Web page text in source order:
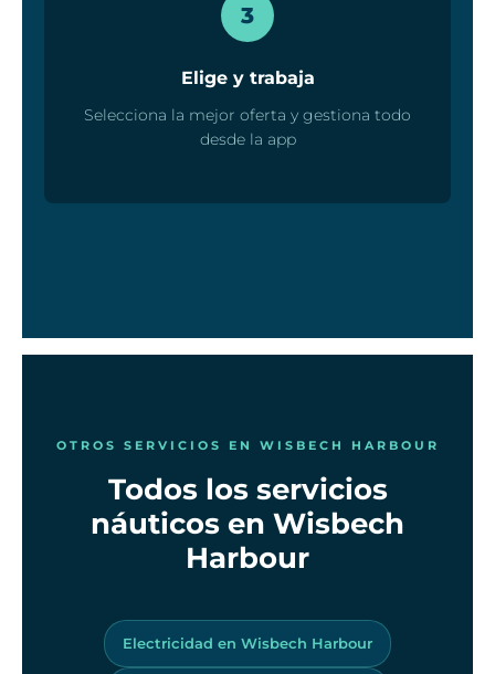
3
Elige y trabaja
Selecciona la mejor oferta y gestiona todo
desde la app
OTROS SERVICIOS EN WISBECH HARBOUR
Todos los servicios
náuticos en Wisbech
Harbour
Electricidad en Wisbech Harbour